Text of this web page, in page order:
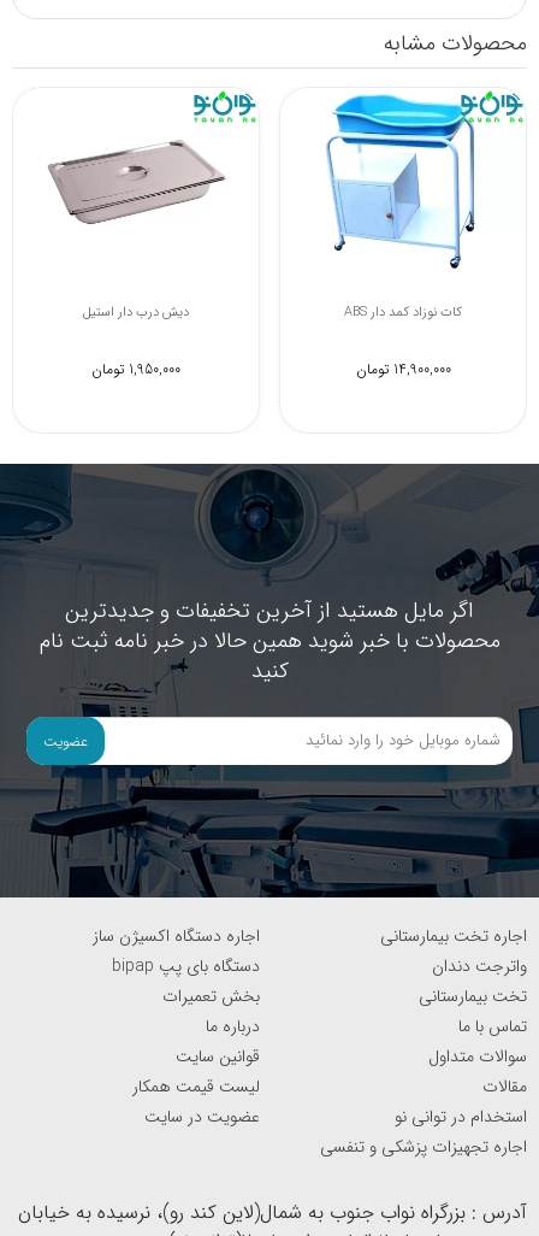
محصولات مشابه
کات نوزاد کمد دار ABS
14,900,000 تومان
پله کنار تخت بیمار (دو پله)
2,100,000 تومان
اگر مایل هستید از آخرین تخفیفات و جدیدترین
محصولات با خبر شوید همین حالا در خبر نامه ثبت نام
کنید
عضویت
اجاره تخت بیمارستانی
اجاره دستگاه اکسیژن ساز
واترجت دندان
دستگاه بای پپ bipap
تخت بیمارستانی
بخش تعمیرات
تماس با ما
درباره ما
سوالات متداول
قوانین سایت
مقالات
لیست قیمت همکار
استخدام در توانی نو
عضویت در سایت
اجاره تجهیزات پزشکی و تنفسی
آدرس : بزرگراه نواب جنوب به شمال(لاین کند رو)، نرسیده به خیابان